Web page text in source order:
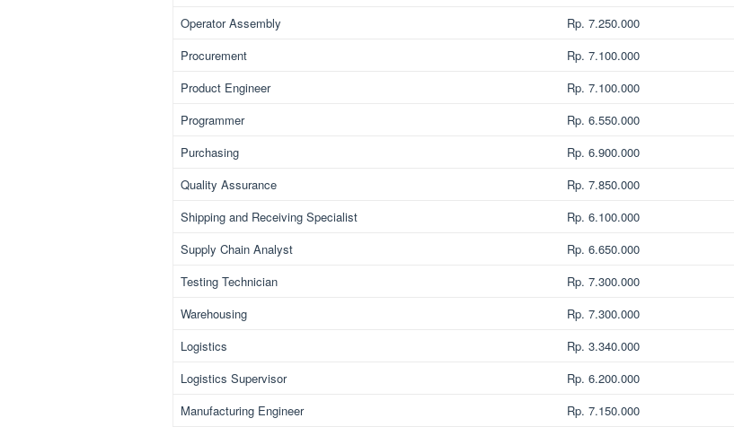
Operator Assembly
Rp. 7.250.000
Procurement
Rp. 7.100.000
Product Engineer
Rp. 7.100.000
Programmer
Rp. 6.550.000
Purchasing
Rp. 6.900.000
Quality Assurance
Rp. 7.850.000
Shipping and Receiving Specialist
Rp. 6.100.000
Supply Chain Analyst
Rp. 6.650.000
Testing Technician
Rp. 7.300.000
Warehousing
Rp. 7.300.000
Logistics
Rp. 3.340.000
Logistics Supervisor
Rp. 6.200.000
Manufacturing Engineer
Rp. 7.150.000